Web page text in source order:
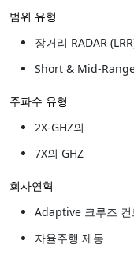
범위 유형
장거리 RADAR
Short & Mid-Range
주파수 유형
2X-GHZ의
7X의 GHZ
회사연혁
Adaptive 크루즈 컨
자율주행 제동